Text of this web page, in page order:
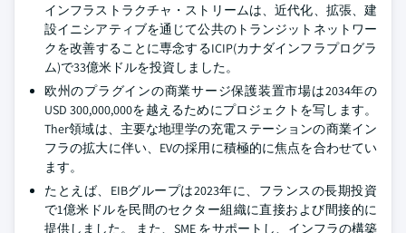
インフラストラクチャ・ストリームは、近代化、拡張、建
設イニシアティブを通じて公共のトランジットネットワー
クを改善することに専念するICIP(カナダインフラプログラ
ム)で33億米ドルを投資しました。
欧州のプラグインの商業サージ保護装置市場は2034年の
USD 300,000,000を越えるためにプロジェクトを写します。
Ther領域は、主要な地理学の充電ステーションの商業イン
フラの拡大に伴い、EVの採用に積極的に焦点を合わせてい
ます。
たとえば、EIBグループは2023年に、フランスの長期投資
で1億米ドルを民間のセクター組織に直接および間接的に
提供しました。 また、SME をサポートし、インフラの構築